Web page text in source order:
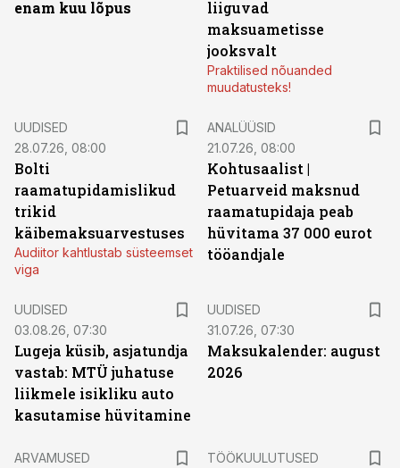
enam kuu lõpus
liiguvad
maksuametisse
jooksvalt
Praktilised nõuanded
muudatusteks!
UUDISED
28.07.26, 08:00
Bolti
raamatupidamislikud
trikid
käibemaksuarvestuses
Audiitor kahtlustab süsteemset
viga
ANALÜÜSID
21.07.26, 08:00
Kohtusaalist |
Petuarveid maksnud
raamatupidaja peab
hüvitama 37 000 eurot
tööandjale
UUDISED
03.08.26, 07:30
Lugeja küsib, asjatundja
vastab: MTÜ juhatuse
liikmele isikliku auto
kasutamise hüvitamine
UUDISED
31.07.26, 07:30
Maksukalender: august
2026
ARVAMUSED
TÖÖKUULUTUSED